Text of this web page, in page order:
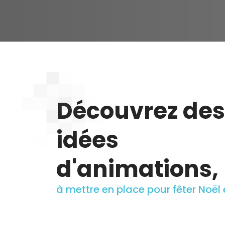
Découvrez des
idées
d'animations,
à mettre en place pour fêter Noël